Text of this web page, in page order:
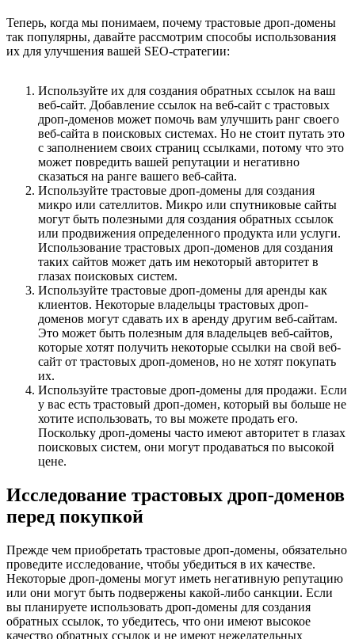
Теперь, когда мы понимаем, почему трастовые дроп-домены
так популярны, давайте рассмотрим способы использования
их для улучшения вашей SEO-стратегии:
Используйте их для создания обратных ссылок на ваш
веб-сайт. Добавление ссылок на веб-сайт с трастовых
дроп-доменов может помочь вам улучшить ранг своего
веб-сайта в поисковых системах. Но не стоит путать это
с заполнением своих страниц ссылками, потому что это
может повредить вашей репутации и негативно
сказаться на ранге вашего веб-сайта.
Используйте трастовые дроп-домены для создания
микро или сателлитов. Микро или спутниковые сайты
могут быть полезными для создания обратных ссылок
или продвижения определенного продукта или услуги.
Использование трастовых дроп-доменов для создания
таких сайтов может дать им некоторый авторитет в
глазах поисковых систем.
Используйте трастовые дроп-домены для аренды как
клиентов. Некоторые владельцы трастовых дроп-
доменов могут сдавать их в аренду другим веб-сайтам.
Это может быть полезным для владельцев веб-сайтов,
которые хотят получить некоторые ссылки на свой веб-
сайт от трастовых дроп-доменов, но не хотят покупать
их.
Используйте трастовые дроп-домены для продажи. Если
у вас есть трастовый дроп-домен, который вы больше не
хотите использовать, то вы можете продать его.
Поскольку дроп-домены часто имеют авторитет в глазах
поисковых систем, они могут продаваться по высокой
цене.
Исследование трастовых дроп-доменов
перед покупкой
Прежде чем приобретать трастовые дроп-домены, обязательно
проведите исследование, чтобы убедиться в их качестве.
Некоторые дроп-домены могут иметь негативную репутацию
или они могут быть подвержены какой-либо санкции. Если
вы планируете использовать дроп-домены для создания
обратных ссылок, то убедитесь, что они имеют высокое
качество обратных ссылок и не имеют нежелательных